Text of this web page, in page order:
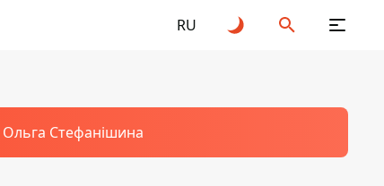
RU
Ольга Стефанішина